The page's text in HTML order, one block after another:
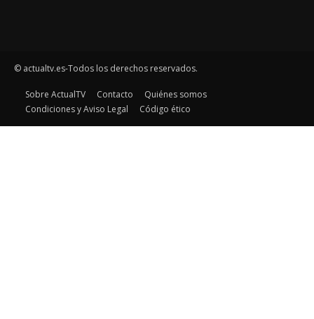
© actualtv.es-Todos los derechos reservados.
Sobre ActualTV Contacto
Quiénes somos
Condiciones y Aviso Legal
Código ético